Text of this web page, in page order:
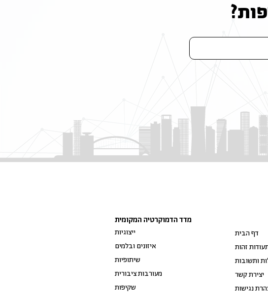
ייצוגיות
איזונים ובלמים
שיתופיות
מעורבות ציבורית
שקיפות
מדד הדמוקרטיה המקומית
דף הבית
זהות
ותשובות
יצירת קשר
נגישות